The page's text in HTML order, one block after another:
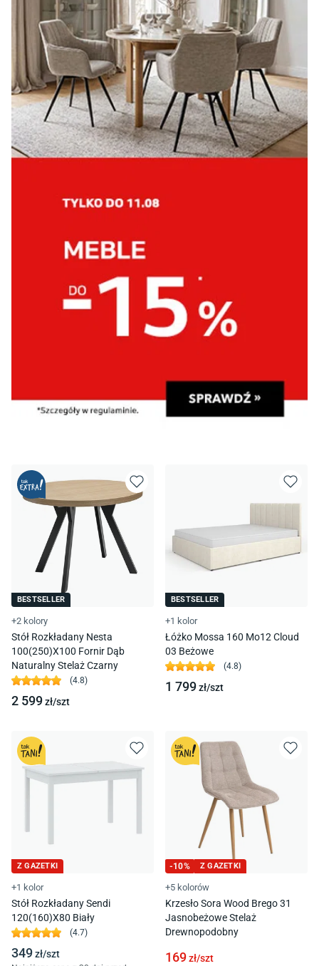
BESTSELLER
+2 kolory
Stół Rozkładany Nesta
100(250)X100 Fornir Dąb
Naturalny Stelaż Czarny
(4.8)
2 599zł/szt
BESTSELLER
+1 kolor
Łóżko Mossa 160 Mo12 Cloud
03 Beżowe
(4.8)
1 799zł/szt
Z GAZETKI
+1 kolor
Stół Rozkładany Sendi
120(160)X80 Biały
(4.7)
349zł/szt
-10% Z GAZETKI
+5 kolorów
Krzesło Sora Wood Brego 31
Jasnobeżowe Stelaż
Drewnopodobny
169zł/szt